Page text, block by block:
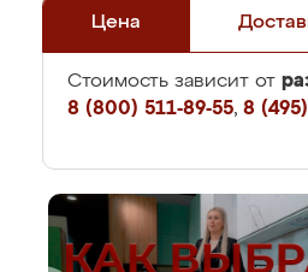
Цена
Стоимость зависит от
8 (800) 511-89-55, 8